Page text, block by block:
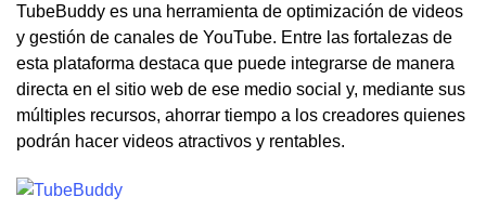
TubeBuddy es una herramienta de optimización de videos
y gestión de canales de YouTube. Entre las fortalezas de
esta plataforma destaca que puede integrarse de manera
directa en el sitio web de ese medio social y, mediante sus
múltiples recursos, ahorrar tiempo a los creadores quienes
podrán hacer videos atractivos y rentables.